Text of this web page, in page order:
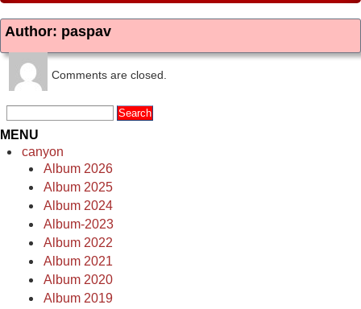
Author: paspav
Comments are closed.
MENU
canyon
Album 2026
Album 2025
Album 2024
Album-2023
Album 2022
Album 2021
Album 2020
Album 2019